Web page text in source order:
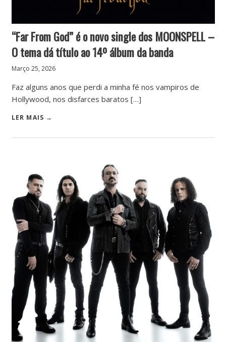
“Far From God” é o novo single dos MOONSPELL –
O tema dá título ao 14º álbum da banda
Março 25, 2026
Faz alguns anos que perdi a minha fé nos vampiros de
Hollywood, nos disfarces baratos […]
LER MAIS →